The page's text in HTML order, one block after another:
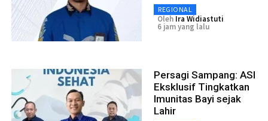
REGIONAL
Oleh Ira Widiastuti
6 jam yang lalu
Persagi Sampang: ASI
Eksklusif Tingkatkan
Imunitas Bayi sejak
Lahir